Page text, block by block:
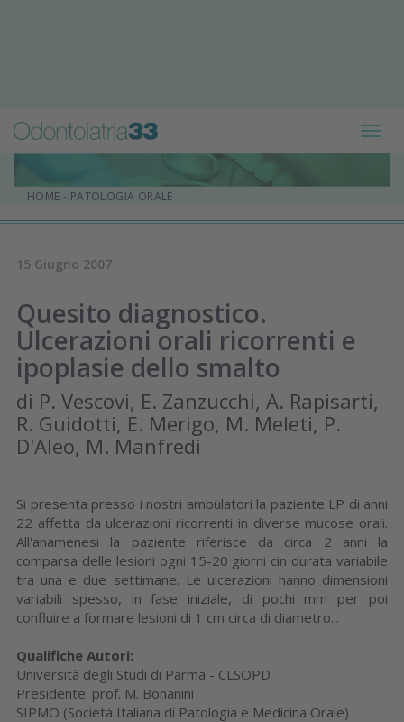
HOME - PATOLOGIA ORALE
15 Giugno 2007
Quesito diagnostico.
Ulcerazioni orali ricorrenti e
ipoplasie dello smalto
di P. Vescovi, E. Zanzucchi, A. Rapisarti,
R. Guidotti, E. Merigo, M. Meleti, P.
D'Aleo, M. Manfredi
Si presenta presso i nostri ambulatori la paziente LP di anni
22 affetta da ulcerazioni ricorrenti in diverse mucose orali.
All'anamenesi la paziente riferisce da circa 2 anni la
comparsa delle lesioni ogni 15-20 giorni cin durata variabile
tra una e due settimane. Le ulcerazioni hanno dimensioni
variabili spesso, in fase iniziale, di pochi mm per poi
confluire a formare lesioni di 1 cm circa di diametro...
Qualifiche Autori:
Università degli Studi di Parma - CLSOPD
Presidente: prof. M. Bonanini
SIPMO (Società Italiana di Patologia e Medicina Orale)